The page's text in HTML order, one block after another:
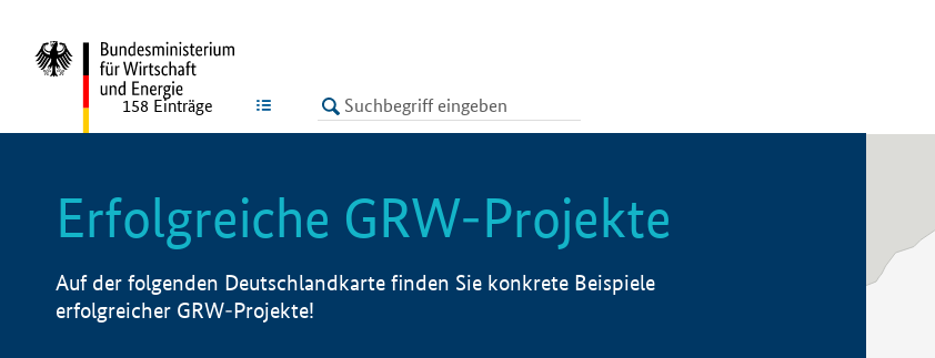
LISTE
158 Einträge
Erfolgreiche GRW-Projekte
Auf der folgenden Deutschlandkarte finden Sie konkrete Beispiele
erfolgreicher GRW-Projekte!